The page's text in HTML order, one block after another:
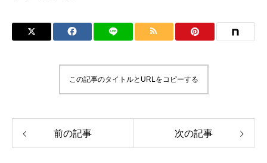
この記事のタイトルとURLをコピーする
前の記事 次の記事